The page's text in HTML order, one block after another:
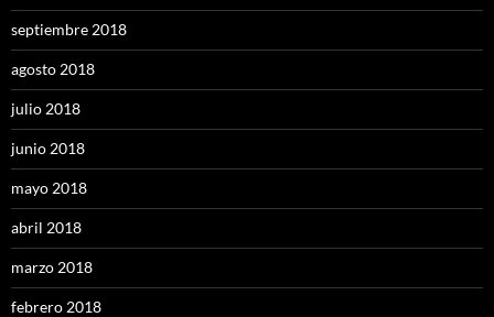
septiembre 2018
agosto 2018
julio 2018
junio 2018
mayo 2018
abril 2018
marzo 2018
febrero 2018